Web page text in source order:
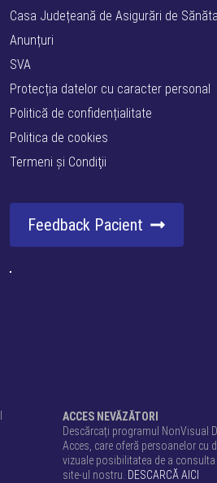
Casa Județeană de Asigurări de
Anunțuri
SVA
Protecția datelor cu caracter personal
Politică de confidențialitate
Politica de cookies
Termeni şi Condiţii
Feedback Pacient
ACCES NEVĂZĂTORI
Descărcați programul NonVisual
Acces, care oferă persoanelor cu
vizuale posibilitatea de a consulta
site-ul nostru. DESCARCĂ AICI